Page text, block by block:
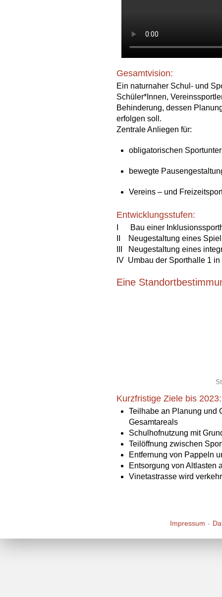
Gesamtvision:
Ein naturnaher Schul- und
Schüler*Innen,
Behinderung, dessen
erfolgen soll.
Zentrale Anliegen für:
obligatorischen
bewegte
Vereins – und
Entwicklungsstufen:
I Bau einer
II Neugestaltung eines
III Neugestaltung eines
IV Umbau der Sporthalle 1
Eine
Kurzfristige Ziele bis 2023:
Teilhabe an Planung und
Gesamtareals
Schulhofnutzung mit
Teilöffnung zwischen
Entfernung von Pappeln
Entsorgung von Altlasten
Vinetastrasse wird
Impressum